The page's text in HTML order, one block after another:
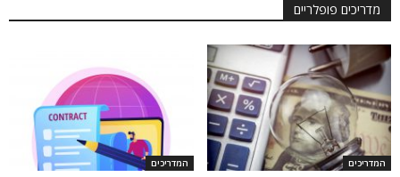
מדריכים פופלריים
המדריכים המדריכים